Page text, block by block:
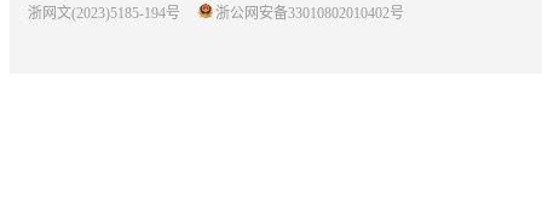
浙网文(2023)5185-194号
浙公网安备33010802010402号